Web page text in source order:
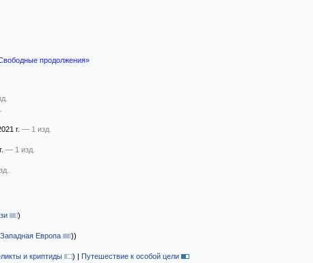
продолжения»
г. — 1 изд.
— 1 изд.
)
Западная Европа ))
и криптиды ) | Путешествие к особой цели